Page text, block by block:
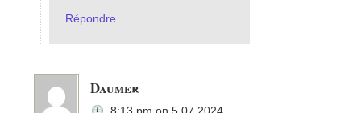
Répondre
Daumer